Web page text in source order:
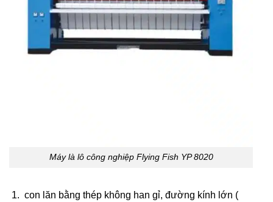
Máy là lô công nghiệp Flying Fish YP 8020
con lăn bằng thép không han gỉ, đường kính lớn (